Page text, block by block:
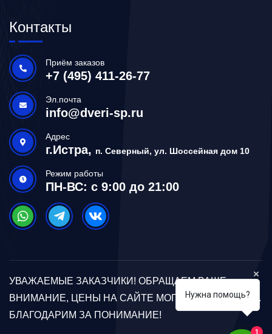
Контакты
Приём заказов
+7 (495) 411-26-77
Эл.почта
info@dveri-sp.ru
Адрес
г.Истра, п. Северный, ул. Шоссейная дом 10
Режим работы
ПН-ВС: с 9:00 до 21:00
УВАЖАЕМЫЕ ЗАКАЗЧИКИ! ОБРАЩАЕМ ВАШЕ
ВНИМАНИЕ, ЦЕНЫ НА САЙТЕ МОГУТ ОТЛИЧАТЬСЯ.
БЛАГОДАРИМ ЗА ПОНИМАНИЕ!
Нужна помощь?
1